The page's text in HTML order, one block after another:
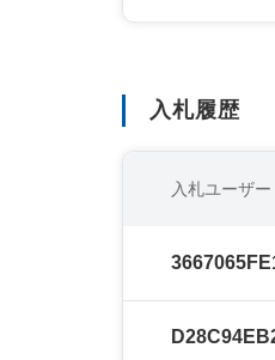
入札履歴
入札ユーザー